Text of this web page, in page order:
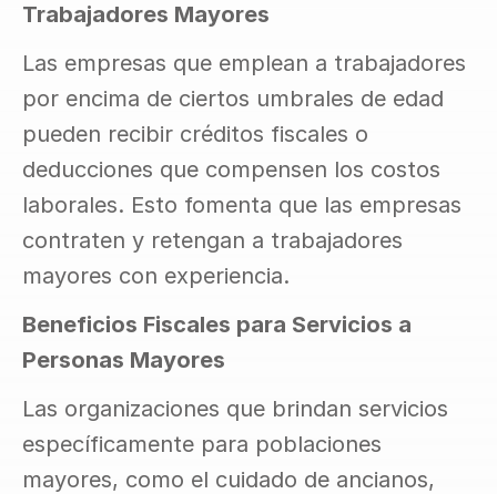
Trabajadores Mayores
Las empresas que emplean a trabajadores
por encima de ciertos umbrales de edad
pueden recibir créditos fiscales o
deducciones que compensen los costos
laborales. Esto fomenta que las empresas
contraten y retengan a trabajadores
mayores con experiencia.
Beneficios Fiscales para Servicios a
Personas Mayores
Las organizaciones que brindan servicios
específicamente para poblaciones
mayores, como el cuidado de ancianos,